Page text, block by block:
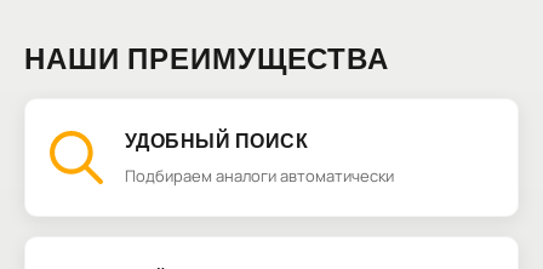
НАШИ ПРЕИМУЩЕСТВА
УДОБНЫЙ ПОИСК
Подбираем аналоги автоматически